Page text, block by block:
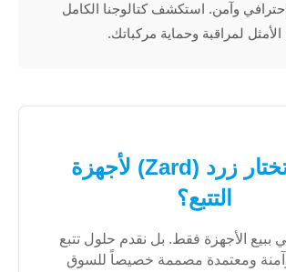
وآمن. استكشف كتالوجنا الكامل
الأمثل لمراقبة وحماية مركباتك.
لماذا تختار زرد (Zard) لأجهزة
التتبع؟
ببيع الأجهزة فقط. بل نقدم حلول تتبع
ومعتمدة مصممة خصيصاً للسوق